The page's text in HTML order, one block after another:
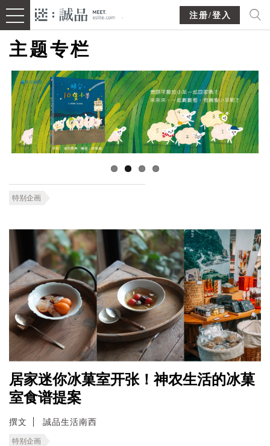
注册/登入
主题专栏
特别企画
居家迷你冰菓室开张！神农生活的冰菓
室食谱提案
撰文 誠品生活南西
特别企画